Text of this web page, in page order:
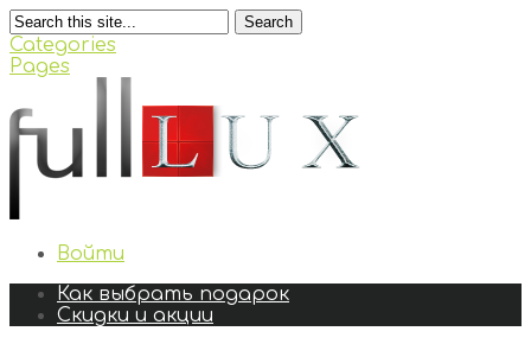
Search
Categories
Pages
Войти
Как выбрать подарок
Скидки и акции